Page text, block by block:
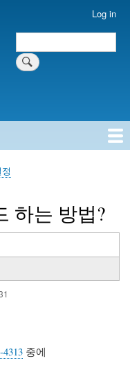
Log in
Search
하는 방법?
중에